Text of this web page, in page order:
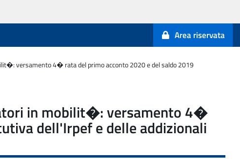
Agenzia
Entrate-
Riscossione
Area riservata
versamento 4� rata del primo acconto 2020 e del saldo 2019
in mobilit�: versamento 4�
dell'Irpef e delle addizionali